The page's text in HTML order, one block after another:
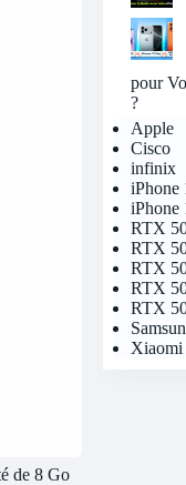
de 8 Go
pour
?
Apple
Cisco
infinix
iPhone
iPhone
RTX
RTX
RTX
RTX
RTX
Xiaomi